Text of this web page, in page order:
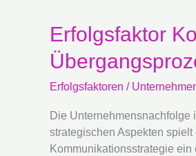
Erfolgsfaktor
Erfolgsfaktoren /
Die Unternehmensnachfolge
strategischen Aspekten
Kommunikationsstrategie
Erfolgsfaktor
Kommunikation:
Wie
klare
Kommunikationsstrategie
den
Übergangsprozess